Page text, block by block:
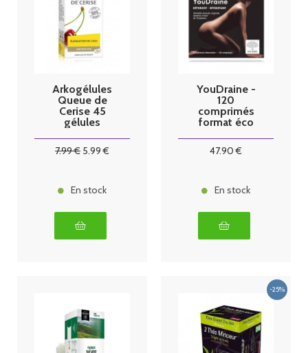
Arkogélules
Queue de
Cerise 45
gélules
7.99€ 5.99 €
En stock
YouDraine -
120
comprimés
format éco
47.90 €
En stock